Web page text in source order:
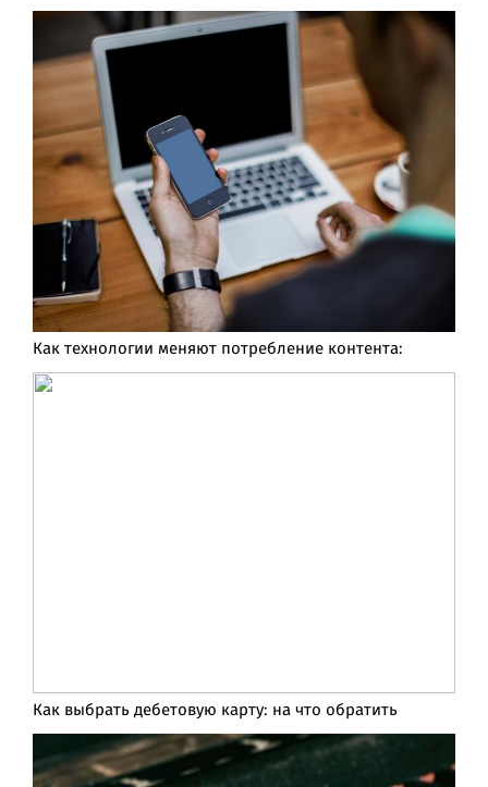
Как технологии меняют потребление контента:
Как выбрать дебетовую карту: на что обратить